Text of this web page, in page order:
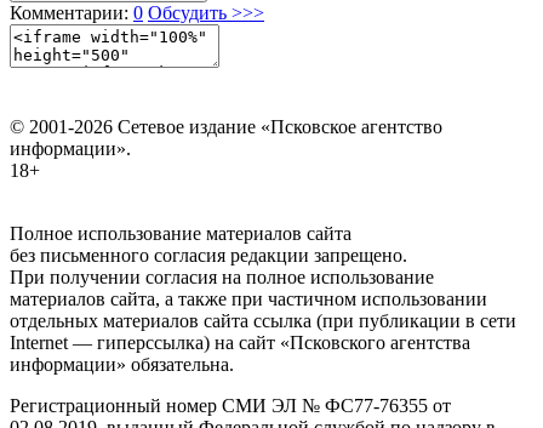
Комментарии: 0 Обсудить >>>
© 2001-2026 Сетевое издание «Псковское агентство
информации».
18+
Полное использование материалов сайта
без письменного согласия редакции запрещено.
При получении согласия на полное использование
материалов сайта, а также при частичном использовании
отдельных материалов сайта ссылка (при публикации в сети
Internet — гиперссылка) на сайт «Псковского агентства
информации» обязательна.
Регистрационный номер СМИ ЭЛ № ФС77-76355 от